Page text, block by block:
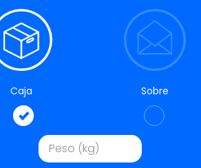
Caja Sobre